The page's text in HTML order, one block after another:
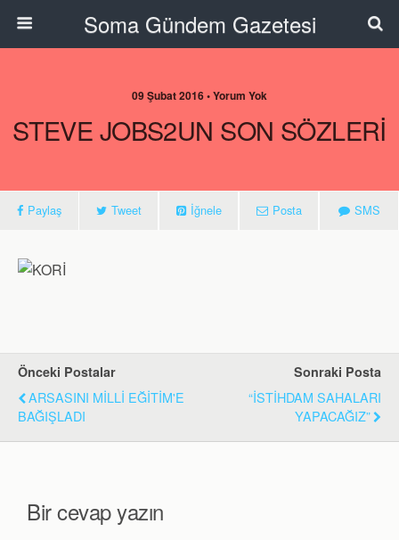
Soma Gündem Gazetesi
09 Şubat 2016 • Yorum Yok
STEVE JOBS2UN SON SÖZLERİ
Paylaş Tweet İğnele Posta SMS
Önceki Postalar
ARSASINI MİLLİ EĞİTİM'E
BAĞIŞLADI
Sonraki Posta
“İSTİHDAM SAHALARI
YAPACAĞIZ”
Bir cevap yazın